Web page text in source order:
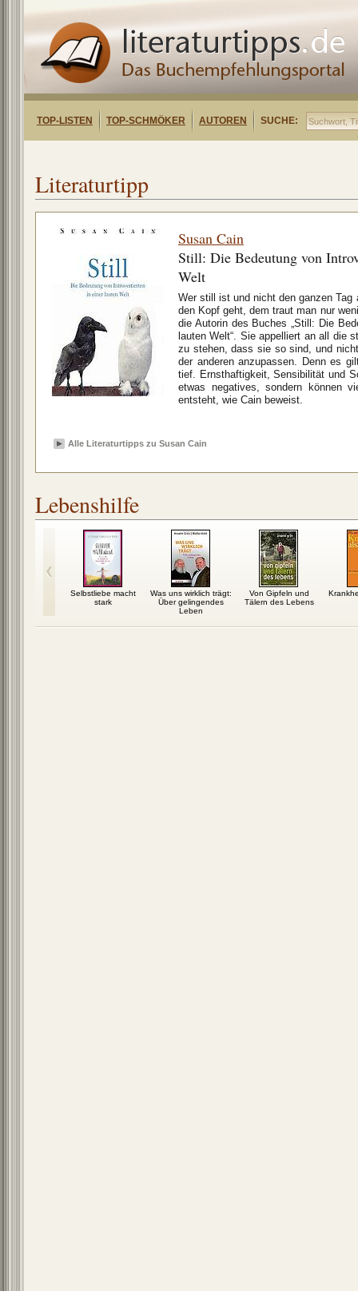
TOP-LISTEN TOP-SCHMÖKER AUTOREN SUCHE:
Literaturtipp
Susan Cain
Still: Die Bedeutung von
Welt
Wer still ist und nicht den ganzen
den Kopf geht, dem traut man nur
die Autorin des Buches „Still: Die
lauten Welt“. Sie appelliert an all die
zu stehen, dass sie so sind, und
der anderen anzupassen. Denn es
tief. Ernsthaftigkeit, Sensibilität und
etwas negatives, sondern können
entsteht, wie Cain beweist.
Alle Literaturtipps zu Susan Cain
Lebenshilfe
Selbstliebe macht
stark
Was uns wirklich trägt:
Über gelingendes
Leben
Von Gipfeln und
Tälern des Lebens